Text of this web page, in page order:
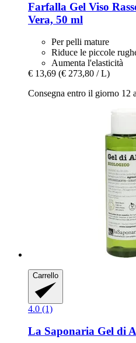
Farfalla Gel Viso
Vera, 50 ml
Per pelli mature
Riduce le piccole
Aumenta l'elasticità
€ 13,69 (€ 273,80 / L)
Consegna entro il giorno 12
Carrello
4.0 (1)
La Saponaria Gel di